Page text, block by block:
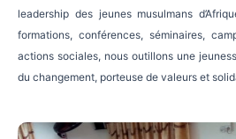
leadership des jeunes musulmans
formations, conférences, séminaires,
actions sociales, nous outillons une
du changement, porteuse de valeurs et